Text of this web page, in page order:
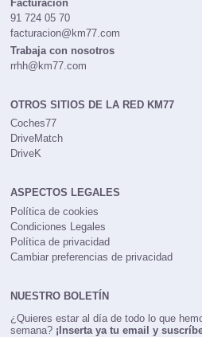
Facturación
91 724 05 70
facturacion@km77.com
Trabaja con nosotros
rrhh@km77.com
OTROS SITIOS DE LA RED KM77
Coches77
DriveMatch
DriveK
ASPECTOS LEGALES
Política de cookies
Condiciones Legales
Política de privacidad
Cambiar preferencias de privacidad
NUESTRO BOLETÍN
¿Quieres estar al día de todo lo que
semana? ¡Inserta ya tu email y